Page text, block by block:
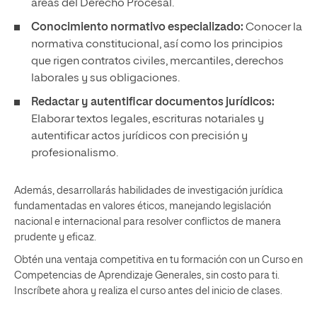
áreas del Derecho Procesal.
Conocimiento normativo especializado: Conocer la
normativa constitucional, así como los principios
que rigen contratos civiles, mercantiles, derechos
laborales y sus obligaciones.
Redactar y autentificar documentos jurídicos:
Elaborar textos legales, escrituras notariales y
autentificar actos jurídicos con precisión y
profesionalismo.
Además, desarrollarás habilidades de investigación jurídica
fundamentadas en valores éticos, manejando legislación
nacional e internacional para resolver conflictos de manera
prudente y eficaz.
Obtén una ventaja competitiva en tu formación con un Curso en
Competencias de Aprendizaje Generales, sin costo para ti.
Inscríbete ahora y realiza el curso antes del inicio de clases.